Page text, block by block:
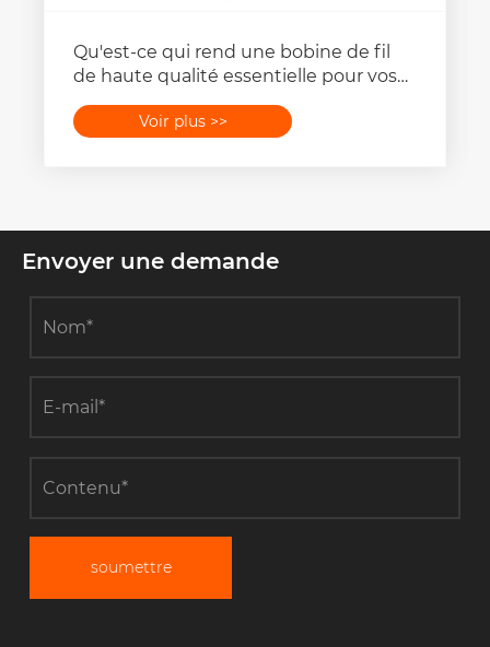
Qu'est-ce qui rend une bobine de fil
de haute qualité essentielle pour vos
Voir plus >>
Envoyer une demande
soumettre